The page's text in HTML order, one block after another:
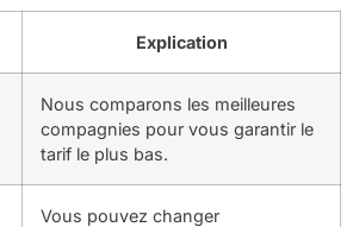
Explication
Nous comparons les meilleures
compagnies pour vous garantir le
tarif le plus bas.
Vous pouvez changer